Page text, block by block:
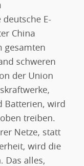
E-
China
gesamten
schweren
der Union
Batterien, wird
treiben.
Netze, statt
wird die
Das alles,